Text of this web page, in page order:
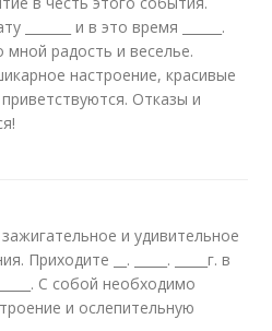
_______ и в это время ______.
мной радость и веселье.
настроение, красивые
Отказы и
и удивительное
Приходите __. _____. _____г. в
С собой необходимо
и ослепительную